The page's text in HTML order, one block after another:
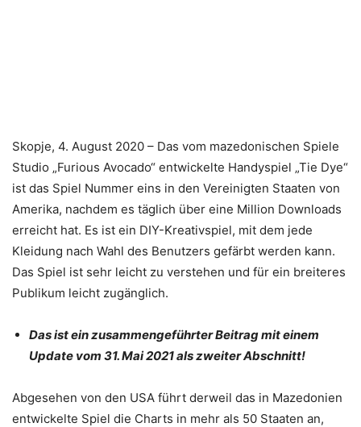
Skopje, 4. August 2020 – Das vom mazedonischen Spiele
Studio „Furious Avocado“ entwickelte Handyspiel „Tie Dye“
ist das Spiel Nummer eins in den Vereinigten Staaten von
Amerika, nachdem es täglich über eine Million Downloads
erreicht hat. Es ist ein DIY-Kreativspiel, mit dem jede
Kleidung nach Wahl des Benutzers gefärbt werden kann.
Das Spiel ist sehr leicht zu verstehen und für ein breiteres
Publikum leicht zugänglich.
Das ist ein zusammengeführter Beitrag mit einem
Update vom 31. Mai 2021 als zweiter Abschnitt!
Abgesehen von den USA führt derweil das in Mazedonien
entwickelte Spiel die Charts in mehr als 50 Staaten an,